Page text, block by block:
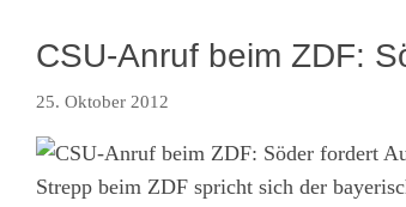
CSU-Anruf beim ZDF:
25. Oktober 2012
Strepp beim ZDF spricht sich der